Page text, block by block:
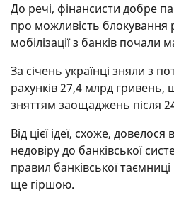
До речі, фінансисти добре
про можливість блокування
мобілізації з банків почали
За січень українці зняли з
рахунків 27,4 млрд
зняттям заощаджень після
Від цієї ідеї, схоже,
недовіру до банківської
правил банківської
ще гіршою.